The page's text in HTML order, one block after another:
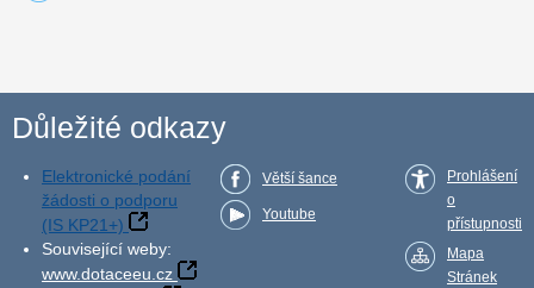
Důležité odkazy
Elektronické podání
žádosti o podporu
(IS KP21+)
Související weby:
www.dotaceeu.cz
Větší šance
Youtube
Prohlášení
o
přístupnosti
Mapa
Stránek